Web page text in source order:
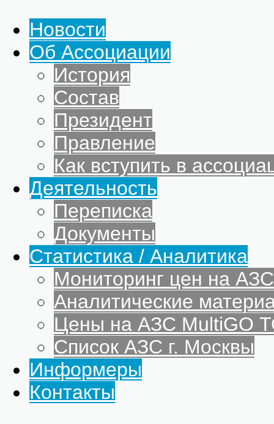
Новости
Об Ассоциации
История
Состав
Президент
Правление
Как вступить в
Деятельность
Переписка
Документы
Статистика / Аналитика
Мониторинг цен на
Аналитические
Цены на АЗС MultiGO
Список АЗС г. Москвы
Информеры
Контакты